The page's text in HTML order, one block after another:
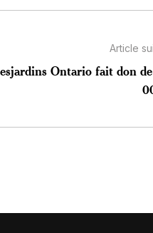
Article
Ontario fait don